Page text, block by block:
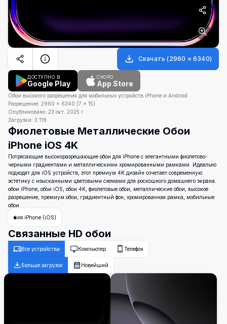
Скачать (2960 × 6340)
ДОСТУПНО В
Google Play
СКОРО
App Store
Обои высокого разрешения для мобильных устройств iPhone и Android
Разрешение: 2960 × 6340 (7 × 15)
Опубликовано: 23 окт. 2025 г.
Загрузки: 3 118
Фиолетовые Металлические Обои
iPhone iOS 4K
Потрясающие высокоразрешающие обои для iPhone с элегантными фиолетово-
черными градиентами и металлическими хромированными рамками. Идеально
подходят для iOS устройств, этот премиум 4K дизайн сочетает современную
эстетику с изысканными цветовыми схемами для роскошного домашнего экрана.
обои iPhone, обои iOS, обои 4K, фиолетовые обои, металлические обои, высокое
разрешение, премиум обои, градиентный фон, хромированная рамка, мобильные
обои
iPhone (iOS)
Связанные HD обои
Все устройства Компьютер Телефон
Больше загрузок Новейший